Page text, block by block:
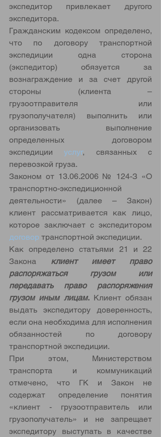
экспедитор привлекает другого
экспедитора.
Гражданским кодексом определено,
что по договору транспортной
экспедиции одна сторона
(экспедитор) обязуется за
вознаграждение и за счет другой
стороны (клиента –
грузоотправителя или
грузополучателя) выполнить или
организовать выполнение
определенных договором
экспедиции услуг, связанных с
перевозкой груза.
Законом от 13.06.2006 № 124-З «О
транспортно-экспедиционной
деятельности» (далее – Закон)
клиент рассматривается как лицо,
договор транспортной экспедиции.
Как определено статьями 21 и 22
Закона клиент имеет право
распоряжаться грузом или
передавать право распоряжения
грузом иным лицам. Клиент обязан
выдать экспедитору доверенность,
если она необходима для исполнения
обязанностей по договору
транспортной экспедиции.
При этом, Министерством
транспорта и коммуникаций
отмечено, что ГК и Закон не
содержат определение понятия
«клиент - грузоотправитель или
грузополучатель» и не запрещает
экспедитору выступать в качестве